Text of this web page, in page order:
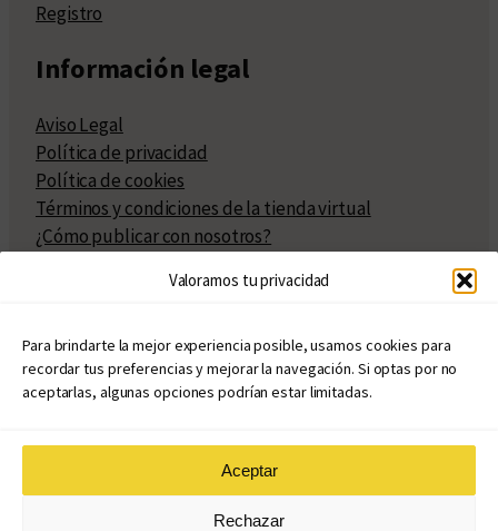
Valoramos tu privacidad
Para brindarte la mejor experiencia posible, usamos cookies para
recordar tus preferencias y mejorar la navegación. Si optas por no
aceptarlas, algunas opciones podrían estar limitadas.
Aceptar
Rechazar
Registro
Información legal
Aviso Legal
Política de privacidad
Política de cookies
Términos y condiciones de la tienda virtual
¿Cómo publicar con nosotros?
Políticas de publicación
Políticas de coedición
Atribuciones